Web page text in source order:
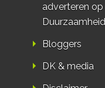
adverteren op
Bloggers
DK & media